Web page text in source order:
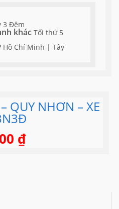
3 Đêm
khác Tối thứ 5
Hồ Chí Minh | Tây
QUY NHƠN – XE
₫